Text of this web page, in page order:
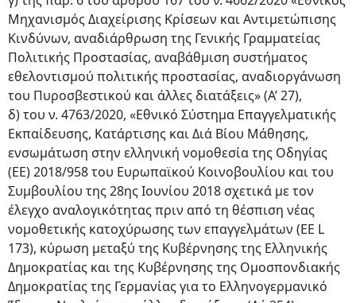
Μηχανισμός Διαχείρισης Κρίσεων και Αντιμετώπισης
Κινδύνων, αναδιάρθρωση της Γενικής Γραμματείας
Πολιτικής Προστασίας, αναβάθμιση συστήματος
εθελοντισμού πολιτικής προστασίας, αναδιοργάνωση
του Πυροσβεστικού και άλλες διατάξεις» (Α’ 27),
δ) του ν. 4763/2020, «Εθνικό Σύστημα Επαγγελματικής
Εκπαίδευσης, Κατάρτισης και Διά Βίου Μάθησης,
ενσωμάτωση στην ελληνική νομοθεσία της Οδηγίας
(ΕΕ) 2018/958 του Ευρωπαϊκού Κοινοβουλίου και του
Συμβουλίου της 28ης Ιουνίου 2018 σχετικά με τον
έλεγχο αναλογικότητας πριν από τη θέσπιση νέας
νομοθετικής κατοχύρωσης των επαγγελμάτων (EE L
173), κύρωση μεταξύ της Κυβέρνησης της Ελληνικής
Δημοκρατίας και της Κυβέρνησης της Ομοσπονδιακής
Δημοκρατίας της Γερμανίας για το Ελληνογερμανικό